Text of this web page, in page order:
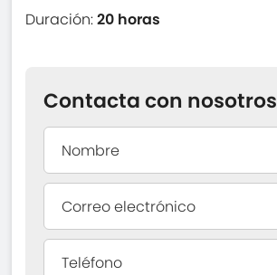
Duración:20 horas
Contacta con nosotros